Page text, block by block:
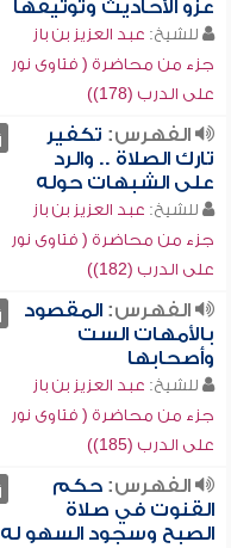
عزو الأحاديث وتوثيقها
للشيخ: عبد العزيز بن باز
جزء من محاضرة ( فتاوى نور
على الدرب (178))
الفهرس: تكفير
تارك الصلاة .. والرد
على الشبهات حوله
للشيخ: عبد العزيز بن باز
جزء من محاضرة ( فتاوى نور
على الدرب (182))
الفهرس:المقصود
بالأمهات الست
وأصحابها
للشيخ: عبد العزيز بن باز
جزء من محاضرة ( فتاوى نور
على الدرب (185))
الفهرس:حكم
القنوت في صلاة
الصبح وسجود السهو له